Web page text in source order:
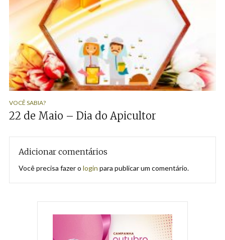
VOCÊ SABIA?
22 de Maio – Dia do Apicultor
Adicionar comentários
Você precisa fazer o login para publicar um comentário.